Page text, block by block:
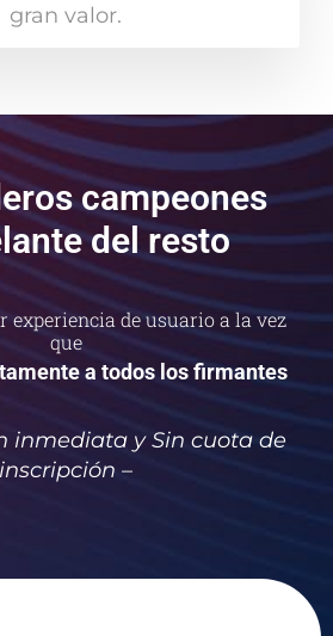
gran valor.
campeones
del resto
experiencia de usuario a la vez
que
a todos los firmantes
inmediata y Sin cuota de
inscripción –